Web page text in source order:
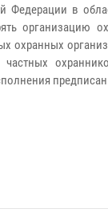
Федерации в
организацию
частных